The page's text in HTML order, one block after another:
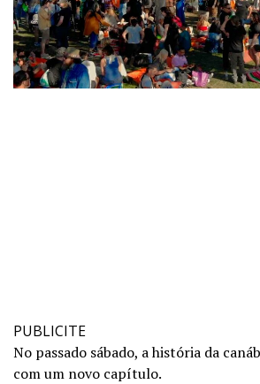
PUBLICITE
No passado sábado, a história da
com um novo capítulo.